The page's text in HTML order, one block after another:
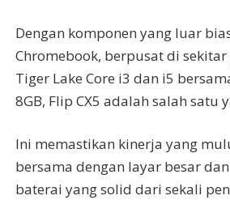
Dengan komponen yang luar
Chromebook, berpusat di
Tiger Lake Core i3 dan i5
8GB, Flip CX5 adalah salah satu
Ini memastikan kinerja yang
bersama dengan layar besar
baterai yang solid dari sekali